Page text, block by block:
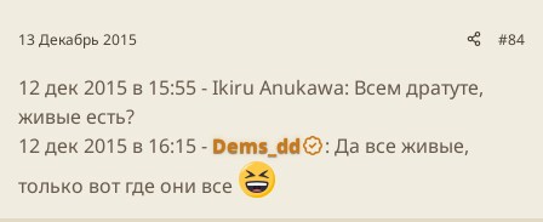
13 Декабрь 2015 #84
12 дек 2015 в 15:55 -Ikiru Anukawa: Всем дратуте,
живые есть?
12 дек 2015 в 16:15 - Dems_dd
: Да все живые,
только вот где они все